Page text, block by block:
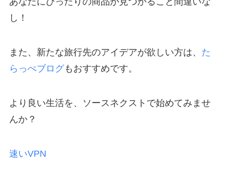
し！
また、新たな旅行先のアイデアが欲しい方は、 た
らっぺブログもおすすめです。
より良い生活を、ソースネクストで始めてみませ
んか？
速いVPN